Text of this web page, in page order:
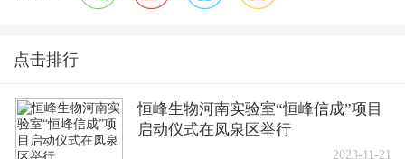
点击排行
恒峰生物河南实验室“恒峰信成”项目
启动仪式在凤泉区举行
2023-11-21